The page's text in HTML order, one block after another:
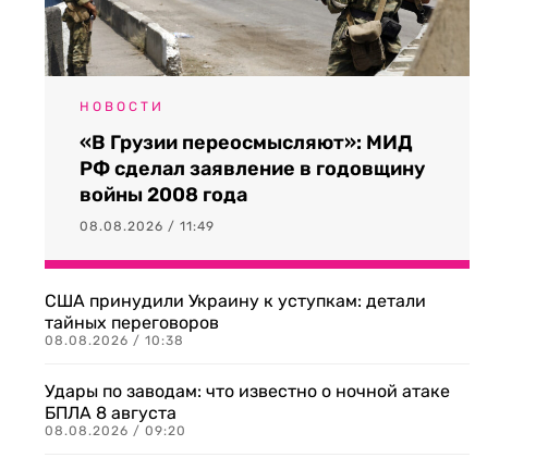
НОВОСТИ
«В Грузии переосмысляют»: МИД
РФ сделал заявление в годовщину
войны 2008 года
08.08.2026 / 11:49
США принудили Украину к уступкам: детали
тайных переговоров
08.08.2026 / 10:38
Удары по заводам: что известно о ночной атаке
БПЛА 8 августа
08.08.2026 / 09:20